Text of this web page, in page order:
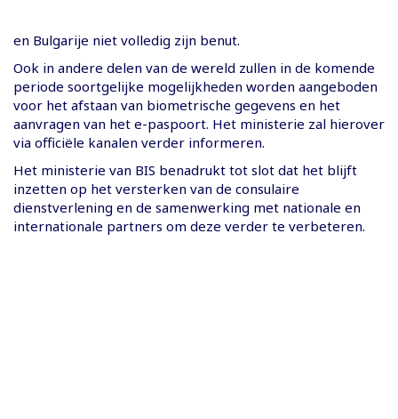
en Bulgarije niet volledig zijn benut.
Ook in andere delen van de wereld zullen in de komende
periode soortgelijke mogelijkheden worden aangeboden
voor het afstaan van biometrische gegevens en het
aanvragen van het e-paspoort. Het ministerie zal hierover
via officiële kanalen verder informeren.
Het ministerie van BIS benadrukt tot slot dat het blijft
inzetten op het versterken van de consulaire
dienstverlening en de samenwerking met nationale en
internationale partners om deze verder te verbeteren.